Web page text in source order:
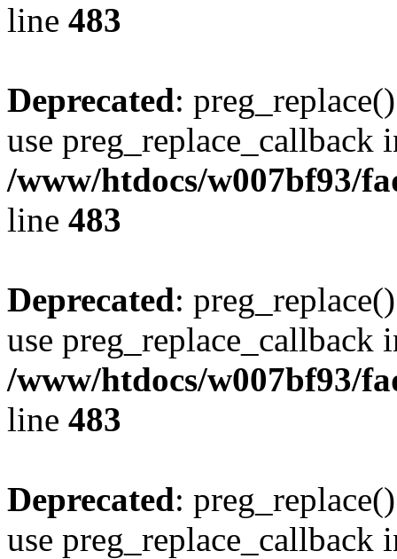
line 483
Deprecated:
use preg_replace_callback
/www/htdocs/w007bf93/
line 483
Deprecated:
use preg_replace_callback
/www/htdocs/w007bf93/
line 483
Deprecated:
use preg_replace_callback